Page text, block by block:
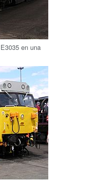
en una